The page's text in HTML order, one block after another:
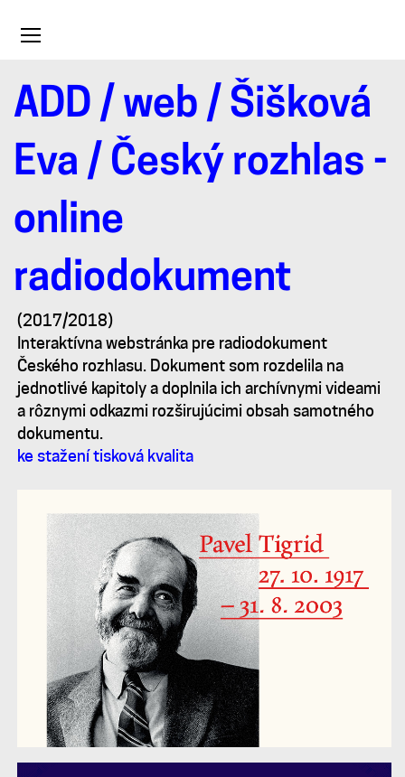
Toggle
ADD / web / Šišková
Eva / Český rozhlas -
online
radiodokument
Český
rozhlas
-
online
radiodokument
(2017/2018)
Interaktívna webstránka pre radiodokument
Českého rozhlasu. Dokument som rozdelila na
jednotlivé kapitoly a doplnila ich archívnymi videami
a rôznymi odkazmi rozširujúcimi obsah samotného
dokumentu.
ke stažení tisková kvalita